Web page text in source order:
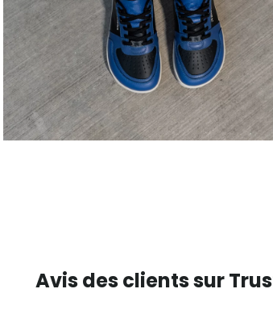
Avis des clients sur